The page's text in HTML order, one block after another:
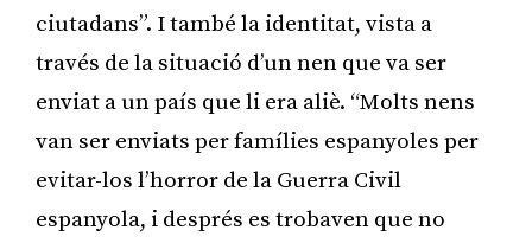
ciutadans”. I també la identitat, vista a
través de la situació d’un nen que va ser
enviat a un país que li era aliè. “Molts nens
van ser enviats per famílies espanyoles per
evitar-los l’horror de la Guerra Civil
espanyola, i després es trobaven que no